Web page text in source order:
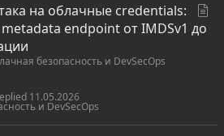
на облачные credentials:
metadata endpoint от IMDSv1 до
безопасность и DevSecOps
и DevSecOps
11.05.2026